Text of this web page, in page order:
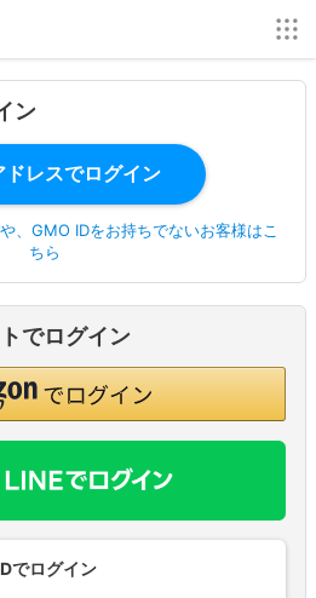
ン
、GMO IDをお持ちでないお客様はこ
ちら
でログイン
でログイン